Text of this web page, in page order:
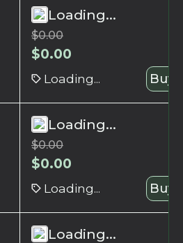
Loading...
$0.00
$0.00
Loading... Buy
Loading...
$0.00
$0.00
Loading... Buy
Loading...